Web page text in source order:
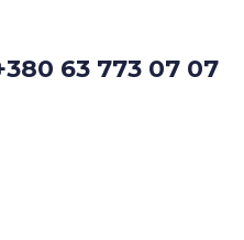
63 773 07 07